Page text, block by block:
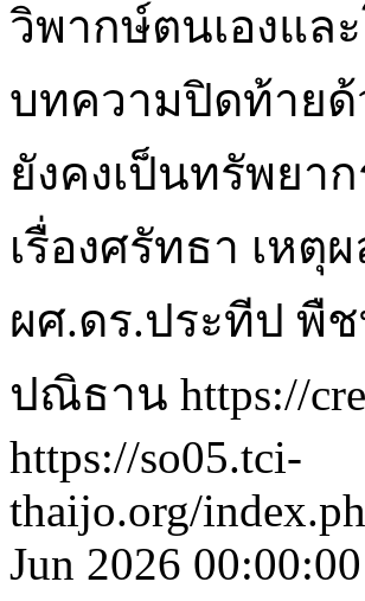
วิพากษ์ตนเองแล
บทความปิดท้ายด้
ยังคงเป็นทรัพยา
เรื่องศรัทธา เห
ผศ.ดร.ประทีป พื
ปณิธาน https://
https://so05.tci-
thaijo.org/
Jun 2026